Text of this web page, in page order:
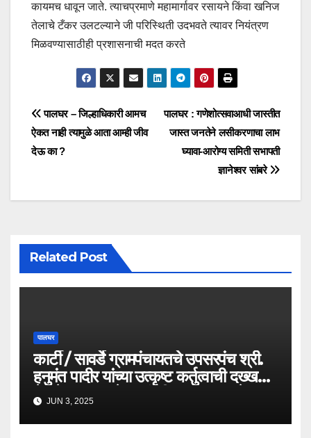
कायमच धावून जाते. त्याचप्रमाणे महामार्गावर रसायने किंवा खनिज
तेलाचे टँकर उलटल्याने जी परिस्थिती उदभवते त्यावर नियंत्रण
मिळवण्यासाठीही प्रशासनाची मदत करते
पालघर : गणेशोत्सवाआधी जास्तीत
जास्त जनतेने लसीकरणाचा लाभ
घ्यावा-आरोग्य समिती सभापती
ज्ञानेश्वर सांबरे
पालघर – जिल्हाधिकारी आमच
ऐकत नाही त्यामुळे आता आम्ही जीव
देऊ का ?
Related Post
पालघर
कार्टी / सावर्डे ग्रामपंचायतचे उपसरपंच श्री.
हनुमंत पादीर यांच्या उत्कृष्ट कर्तुत्वाची दख्खल
घेत केला राज्याचे वनमंत्री तथा पालघरचे
पालकमंत्री नामदार गणेशजी नाईक साहेबांनी
केला सत्पात्री सन्मान..
JUN 3, 2025